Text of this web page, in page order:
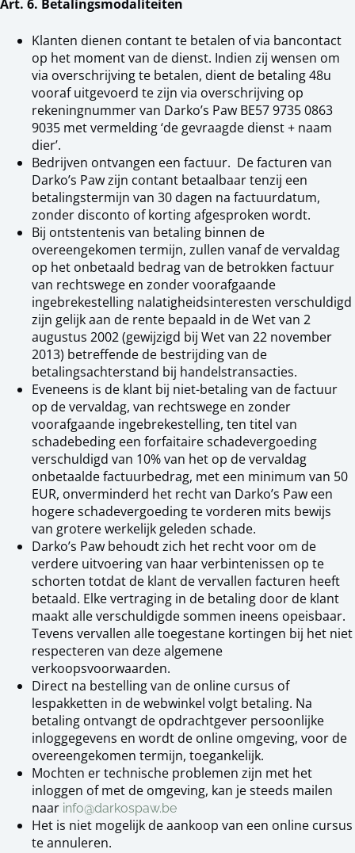
Art. 6. Betalingsmodaliteiten
Klanten dienen contant te betalen of via bancontact
op het moment van de dienst. Indien zij wensen om
via overschrijving te betalen, dient de betaling 48u
vooraf uitgevoerd te zijn via overschrijving op
rekeningnummer van Darko’s Paw BE57 9735 0863
9035 met vermelding ‘de gevraagde dienst + naam
dier’.
Bedrijven ontvangen een factuur. De facturen van
Darko’s Paw zijn contant betaalbaar tenzij een
betalingstermijn van 30 dagen na factuurdatum,
zonder disconto of korting afgesproken wordt.
Bij ontstentenis van betaling binnen de
overeengekomen termijn, zullen vanaf de vervaldag
op het onbetaald bedrag van de betrokken factuur
van rechtswege en zonder voorafgaande
ingebrekestelling nalatigheidsinteresten verschuldigd
zijn gelijk aan de rente bepaald in de Wet van 2
augustus 2002 (gewijzigd bij Wet van 22 november
2013) betreffende de bestrijding van de
betalingsachterstand bij handelstransacties.
Eveneens is de klant bij niet-betaling van de factuur
op de vervaldag, van rechtswege en zonder
voorafgaande ingebrekestelling, ten titel van
schadebeding een forfaitaire schadevergoeding
verschuldigd van 10% van het op de vervaldag
onbetaalde factuurbedrag, met een minimum van 50
EUR, onverminderd het recht van Darko’s Paw een
hogere schadevergoeding te vorderen mits bewijs
van grotere werkelijk geleden schade.
Darko’s Paw behoudt zich het recht voor om de
verdere uitvoering van haar verbintenissen op te
schorten totdat de klant de vervallen facturen heeft
betaald. Elke vertraging in de betaling door de klant
maakt alle verschuldigde sommen ineens opeisbaar.
Tevens vervallen alle toegestane kortingen bij het niet
respecteren van deze algemene
verkoopsvoorwaarden.
Direct na bestelling van de online cursus of
lespakketten in de webwinkel volgt betaling. Na
betaling ontvangt de opdrachtgever persoonlijke
inloggegevens en wordt de online omgeving, voor de
overeengekomen termijn, toegankelijk.
Mochten er technische problemen zijn met het
inloggen of met de omgeving, kan je steeds mailen
naar info@darkospaw.be
Het is niet mogelijk de aankoop van een online cursus
te annuleren.